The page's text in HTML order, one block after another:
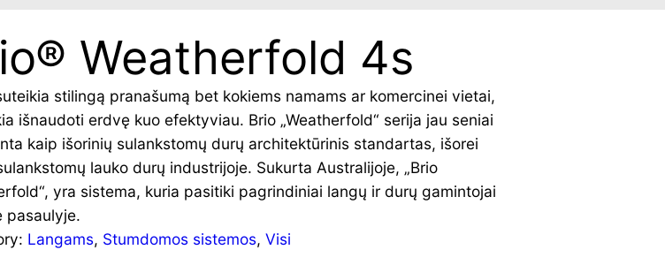
Weatherfold 4s
stilingą pranašumą bet kokiems namams ar komercinei vietai,
išnaudoti erdvę kuo efektyviau. Brio „Weatherfold“ serija jau seniai
kaip išorinių sulankstomų durų architektūrinis standartas, išorei
lauko durų industrijoje. Sukurta Australijoje, „Brio
yra sistema, kuria pasitiki pagrindiniai langų ir durų gamintojai
pasaulyje.
Langams, Stumdomos sistemos, Visi